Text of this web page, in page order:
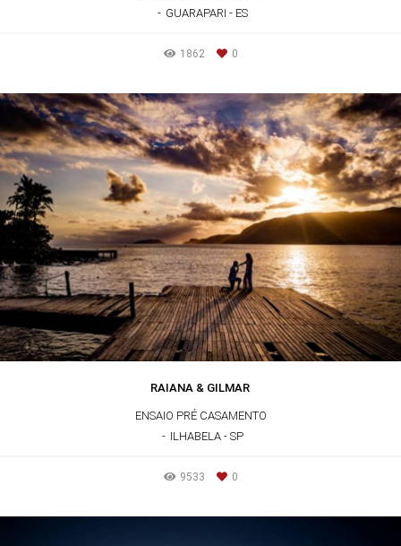
GUARAPARI - ES
1862 0
RAIANA & GILMAR
ENSAIO PRÉ CASAMENTO
ILHABELA - SP
9533 0